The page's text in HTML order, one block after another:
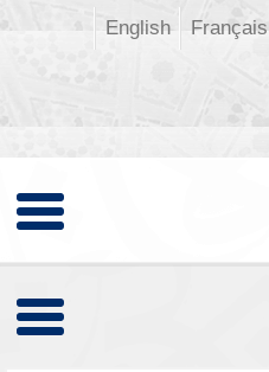
Français
English